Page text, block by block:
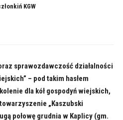
KGW
sprawozdawczość działalności
– pod takim hasłem
dla kół gospodyń wiejskich,
„Kaszubski
połowę grudnia w Kaplicy (gm.